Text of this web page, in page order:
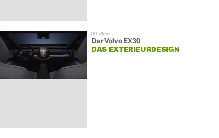
Der Volvo EX30
DAS EXTERIEURDESIGN